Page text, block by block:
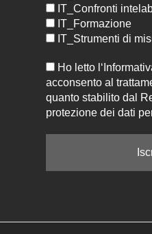
IT_Confronti
IT_Formazione
IT_Strumenti di
Ho letto
acconsento al
quanto stabilito dal
protezione dei dati